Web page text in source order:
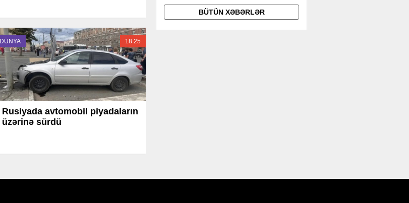
DÜNYA 18:25
Rusiyada avtomobil piyadaların
üzərinə sürdü
BÜTÜN XƏBƏRLƏR